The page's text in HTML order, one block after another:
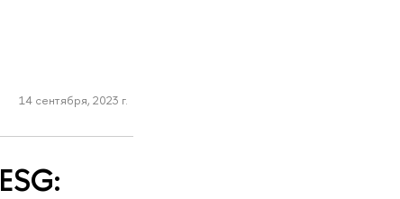
14 сентября, 2023 г.